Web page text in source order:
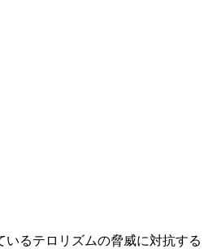
いるテロリズムの脅威に対抗する